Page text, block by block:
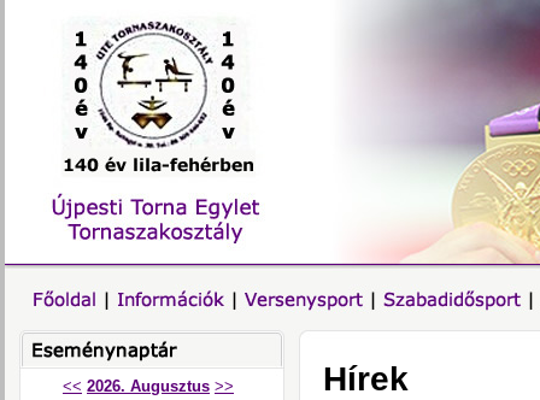
<< 2026. Augusztus >> Hírek